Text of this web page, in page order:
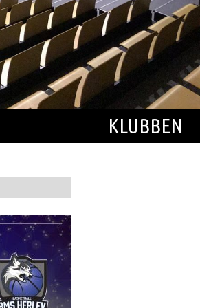
KLUBBEN